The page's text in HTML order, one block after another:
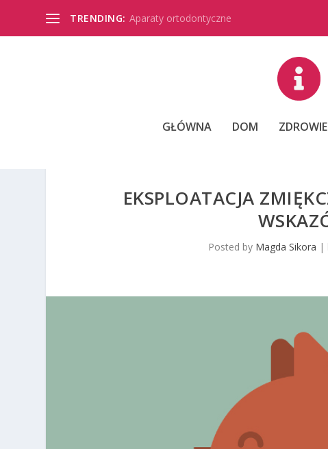
TRENDING: Aparaty ortodontyczne
GŁÓWNA DOM ZDROWIE
EKSPLOATACJA
Posted by Magda Sikora |